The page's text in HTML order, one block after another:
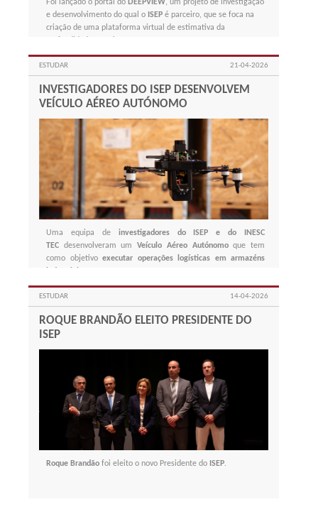
Foi lançado o portal do DEEPVIEW, um projeto de investigação
e desenvolvimento do qual o ISEP é parceiro, que se foca na
criação de uma plataforma virtual de estimativa da
ESTUDAR 21-04-2026
INVESTIGADORES DO ISEP DESENVOLVEM
VEÍCULO AÉREO AUTÓNOMO
Uma equipa de investigadores do ISEP e do INESC
TEC desenvolveram umVeículo Aéreo Autónomoque tem
como objetivo executar operações logísticas em armazéns
ESTUDAR 14-04-2026
ROQUE BRANDÃO ELEITO PRESIDENTE DO
ISEP
Roque Brandão foi eleito o novo Presidente do ISEP.